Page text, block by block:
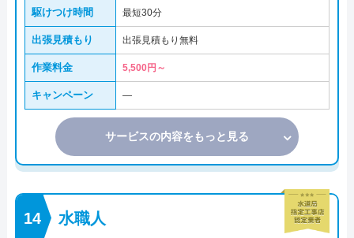
駆けつけ時間 最短30分
出張見積もり 出張見積もり無料
作業料金 5,500円～
キャンペーン ―
サービスの内容をもっと見る
水職人